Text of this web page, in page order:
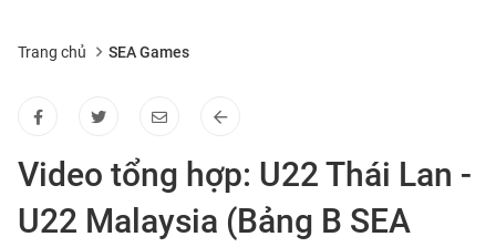
Trang chủ SEA Games
Video tổng hợp: U22 Thái Lan -
U22 Malaysia (Bảng B SEA